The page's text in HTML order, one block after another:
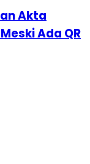
Akta
Ada QR